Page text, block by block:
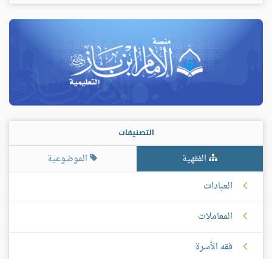
التصنيفات
الفقهية
الموضوعية
العبادات
المعاملات
فقه الأسرة